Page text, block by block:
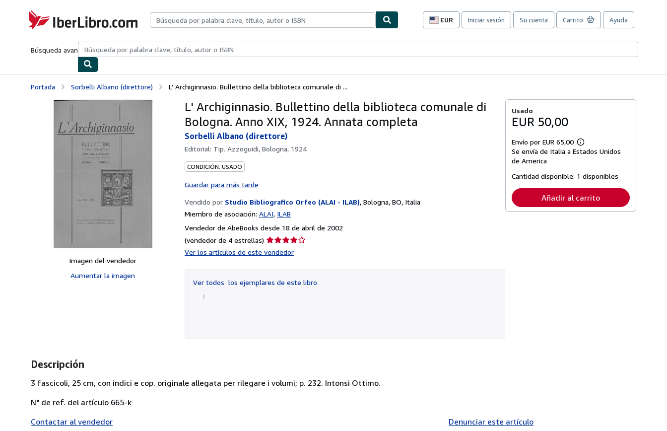
IberLibro.com
EUR
Preferencias
compra
sitio.
Iniciar sesión Su cuenta Carrito Ayuda
Búsqueda avanzadaColecciones Libros antiguosArte y coleccionismo
Portada Sorbelli Albano (direttore) L' Archiginnasio. Bullettino della biblioteca comunale di ...
Imagen del vendedor
Aumentar la imagen
L' Archiginnasio. Bullettino della biblioteca comunale di
Bologna. Anno XIX, 1924. Annata completa
Sorbelli Albano (direttore)
Editorial: Tip. Azzoguidi, Bologna, 1924
CONDICIÓN: USADO
Guardar para más tarde
Vendido por Studio Bibliografico Orfeo (ALAI - ILAB), Bologna, BO, Italia
Miembro de asociación: ALAI ILAB
Vendedor de AbeBooks desde 18 de abril de 2002
(vendedor de 4 estrellas) Calificación
Ver los artículos de este vendedor
Ver todos los ejemplares de este libro
Usado
EUR 50,00
Envío por EUR 65,00
Más
información
tarifas
envío
Se envía de Italia a Estados Unidos
de America
Cantidad disponible: 1 disponibles
Añadir al carrito
Descripción
3 fascicoli, 25 cm, con indici e cop. originale allegata per rilegare i volumi; p. 232. Intonsi Ottimo.
N° de ref. del artículo 665-k
Contactar al vendedor
Denunciar este artículo